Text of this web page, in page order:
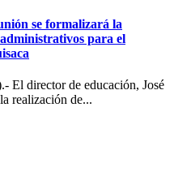
se formalizará la
para el
El director de educación, José
realización de...